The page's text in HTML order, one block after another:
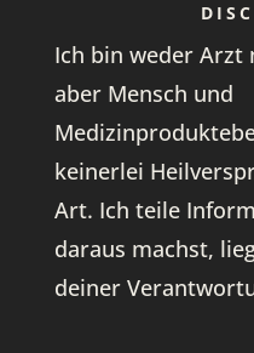
Ich bin weder Arzt
aber Mensch und
keinerlei
Art. Ich teile
daraus machst,
deiner